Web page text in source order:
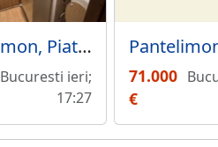
Pantelimon, Piata Delfinului, Lidl, Mega Mall, Parc National, semistradal
Bucuresti ieri;
17:27
71.000
€